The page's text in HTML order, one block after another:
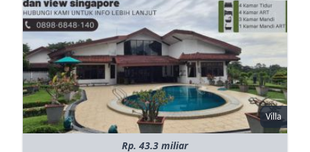
Villa
Rp. 43.3 miliar